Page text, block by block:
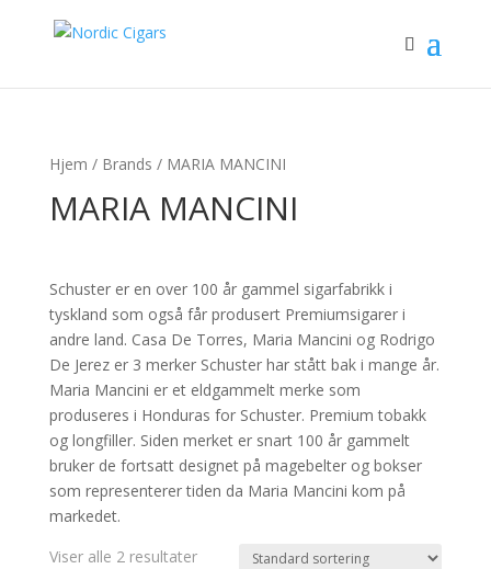
Hjem / Brands / MARIA MANCINI
MARIA MANCINI
Schuster er en over 100 år gammel sigarfabrikk i
tyskland som også får produsert Premiumsigarer i
andre land. Casa De Torres, Maria Mancini og Rodrigo
De Jerez er 3 merker Schuster har stått bak i mange år.
Maria Mancini er et eldgammelt merke som
produseres i Honduras for Schuster. Premium tobakk
og longfiller. Siden merket er snart 100 år gammelt
bruker de fortsatt designet på magebelter og bokser
som representerer tiden da Maria Mancini kom på
markedet.
Viser alle 2 resultater